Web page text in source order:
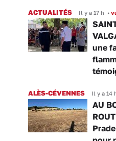
ACTUALITÉS Il y a 17 h •
une
ALÈS-CÉVENNES Il y a 14
AU